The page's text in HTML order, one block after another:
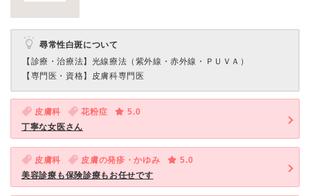
尋常性白斑について
【診療・治療法】 光線療法（紫外線・赤外線・ＰＵＶＡ）
【専門医・資格】 皮膚科専門医
皮膚科 花粉症
5.0
丁寧な女医さん
皮膚科 皮膚の発疹・かゆみ
5.0
美容診療も保険診療もお任せです